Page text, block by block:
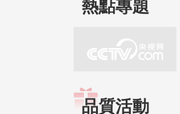
熱點專題
品質活動